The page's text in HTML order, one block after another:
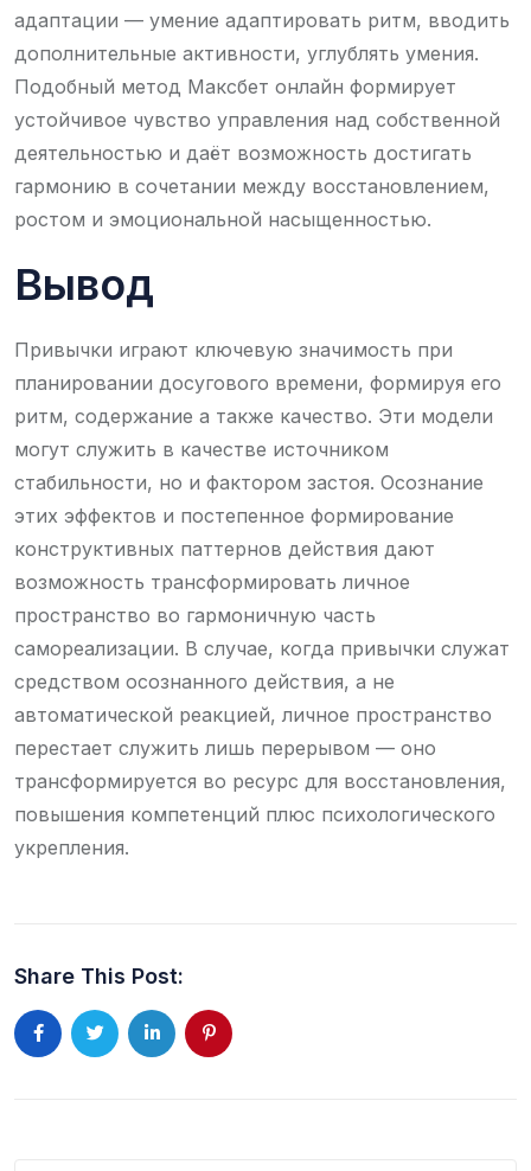
адаптации — умение адаптировать ритм, вводить
дополнительные активности, углублять умения.
Подобный метод Максбет онлайн формирует
устойчивое чувство управления над собственной
деятельностью и даёт возможность достигать
гармонию в сочетании между восстановлением,
ростом и эмоциональной насыщенностью.
Вывод
Привычки играют ключевую значимость при
планировании досугового времени, формируя его
ритм, содержание а также качество. Эти модели
могут служить в качестве источником
стабильности, но и фактором застоя. Осознание
этих эффектов и постепенное формирование
конструктивных паттернов действия дают
возможность трансформировать личное
пространство во гармоничную часть
самореализации. В случае, когда привычки служат
средством осознанного действия, а не
автоматической реакцией, личное пространство
перестает служить лишь перерывом — оно
трансформируется во ресурс для восстановления,
повышения компетенций плюс психологического
укрепления.
Share This Post: